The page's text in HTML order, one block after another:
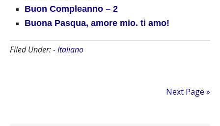
Buon Compleanno – 2
Buona Pasqua, amore mio. ti amo!
Filed Under:- Italiano
Next Page »